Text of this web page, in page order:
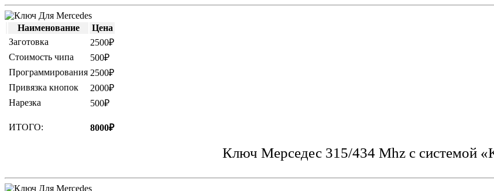
Наименование
Цена
Заготовка
2500₽
Стоимость чипа
500₽
Программирования 2500₽
Привязка кнопок
2000₽
Нарезка
500₽
ИТОГО: 8000₽
Ключ Мерседес 315/434 Mhz с системой